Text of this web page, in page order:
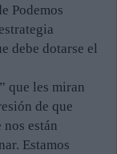
Podemos
debe dotarse el
que les miran
de que
están
Estamos